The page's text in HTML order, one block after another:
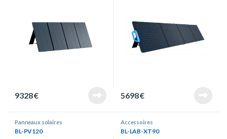
9328€ 5698€
Panneaux solaires
BL-PV120
Accessoires
BL-LAB-XT90